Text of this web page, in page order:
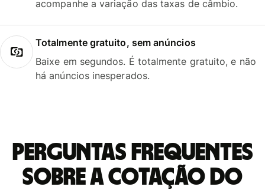
acompanhe a variação das taxas de câmbio.
Totalmente gratuito, sem anúncios
Baixe em segundos. É totalmente gratuito, e não
há anúncios inesperados.
Perguntas frequentes
sobre a cotação do